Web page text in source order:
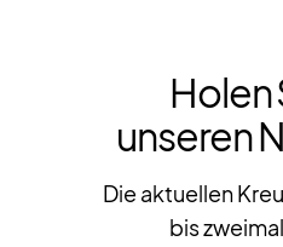
Holen
unseren
Die aktuellen
bis